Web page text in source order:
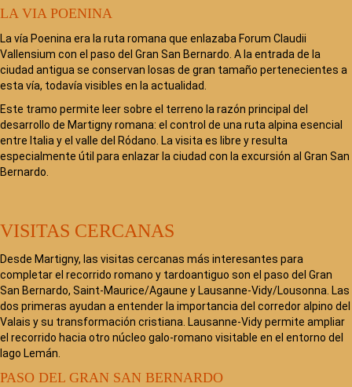
LA VIA POENINA
La vía Poenina era la ruta romana que enlazaba Forum Claudii
Vallensium con el paso del Gran San Bernardo. A la entrada de la
ciudad antigua se conservan losas de gran tamaño pertenecientes a
esta vía, todavía visibles en la actualidad.
Este tramo permite leer sobre el terreno la razón principal del
desarrollo de Martigny romana: el control de una ruta alpina esencial
entre Italia y el valle del Ródano. La visita es libre y resulta
especialmente útil para enlazar la ciudad con la excursión al Gran San
Bernardo.
VISITAS CERCANAS
Desde Martigny, las visitas cercanas más interesantes para
completar el recorrido romano y tardoantiguo son el paso del Gran
San Bernardo, Saint-Maurice/Agaune y Lausanne-Vidy/Lousonna. Las
dos primeras ayudan a entender la importancia del corredor alpino del
Valais y su transformación cristiana. Lausanne-Vidy permite ampliar
el recorrido hacia otro núcleo galo-romano visitable en el entorno del
lago Lemán.
PASO DEL GRAN SAN BERNARDO